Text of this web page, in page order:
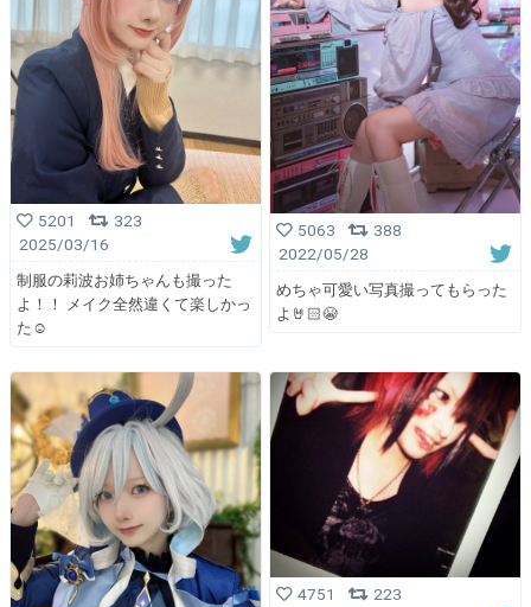
5201
323
2025/03/16
制服の莉波お姉ちゃんも撮った
よ！！ メイク全然違くて楽しかっ
た☺︎
5063
388
2022/05/28
めちゃ可愛い写真撮ってもらった
よ🤘🏻😭
4751
223